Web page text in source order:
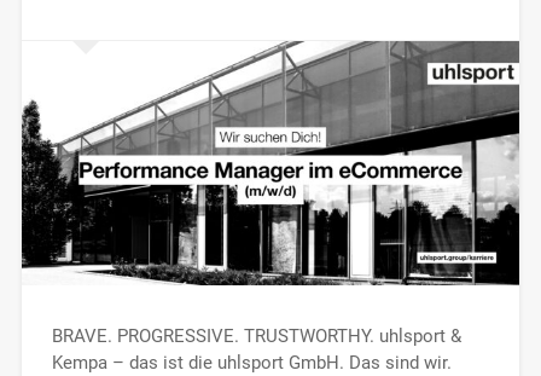
BRAVE. PROGRESSIVE. TRUSTWORTHY. uhlsport &
Kempa – das ist die uhlsport GmbH. Das sind wir.